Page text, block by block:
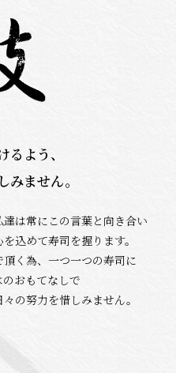
よう、
ません。
達は常にこの言葉と向き合い
込めて寿司を握ります。
頂く為、一つ一つの寿司に
おもてなしで
の努力を惜しみません。